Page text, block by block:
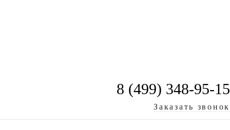
8 (499) 348-95-15
Заказать звонок